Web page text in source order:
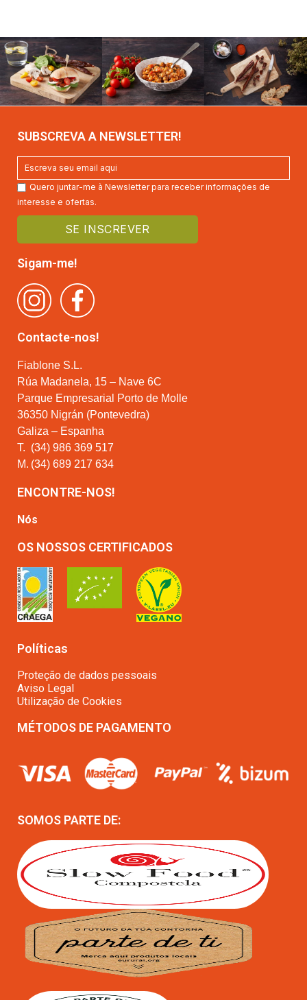
SUBSCREVA A NEWSLETTER!
Quero juntar-me à Newsletter para receber informações de
interesse e ofertas.
Sigam-me!
Contacte-nos!
Fiablone S.L.
Rúa Madanela, 15 – Nave 6C
Parque Empresarial Porto de Molle
36350 Nigrán (Pontevedra)
Galiza – Espanha
T. (34) 986 369 517
M. (34) 689 217 634
ENCONTRE-NOS!
Nós
OS NOSSOS CERTIFICADOS
Políticas
Proteção de dados pessoais
Aviso Legal
Utilização de Cookies
MÉTODOS DE PAGAMENTO
SOMOS PARTE DE: